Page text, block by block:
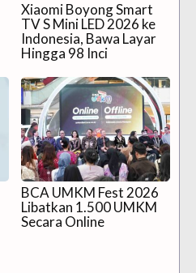
Xiaomi Boyong Smart
TV S Mini LED 2026 ke
Indonesia, Bawa Layar
Hingga 98 Inci
BCA UMKM Fest 2026
Libatkan 1.500 UMKM
Secara Online